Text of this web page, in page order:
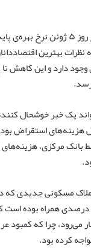
بهترین
وجود دارد و این کاهش
یک خبر خوشحال کننده
استقراض
بانک مرکزی،
مسکونی جدیدی که
ماه می با افزایش ۰.۵ درصدی همراه
می‌رود، چرا که کمبود
کرده بود.